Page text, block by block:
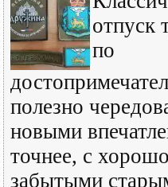
отпуск
по
полезно
новыми
точнее, с хорошо
забытыми